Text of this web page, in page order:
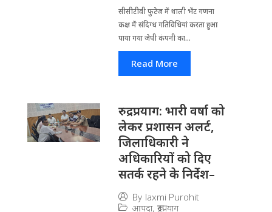
सीसीटीवी फुटेज में थाली भेंट गणना
कक्ष में संदिग्ध गतिविधियां करता हुआ
पाया गया जेपी कंपनी का...
Read More
रुद्रप्रयाग: भारी वर्षा को
लेकर प्रशासन अलर्ट,
जिलाधिकारी ने
अधिकारियों को दिए
सतर्क रहने के निर्देश–
By laxmi Purohit
आपदा, रूद्रप्रयाग